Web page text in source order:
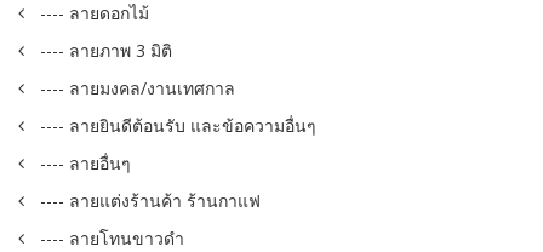
---- ลายดอกไม้
---- ลายภาพ 3 มิติ
---- ลายมงคล/งานเทศกาล
---- ลายยินดีต้อนรับ และข้อความอื่นๆ
---- ลายอื่นๆ
---- ลายแต่งร้านค้า ร้านกาแฟ
---- ลายโทนขาวดำ